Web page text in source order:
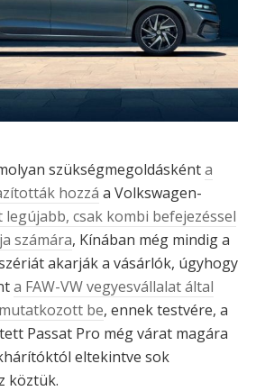
szükségmegoldáskénta
hozzá a Volkswagen-
legújabb, csak kombi befejezéssel
számára, Kínában még mindig a
akarják a vásárlók, úgyhogy
a FAW-VW vegyesvállalat által
be, ennek testvére, a
Passat Pro még várat magára
eltekintve sok
köztük.